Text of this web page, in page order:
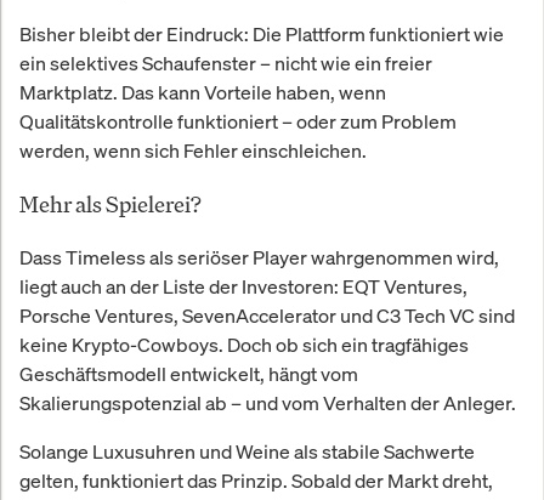
Bisher bleibt der Eindruck: Die Plattform funktioniert wie
ein selektives Schaufenster – nicht wie ein freier
Marktplatz. Das kann Vorteile haben, wenn
Qualitätskontrolle funktioniert – oder zum Problem
werden, wenn sich Fehler einschleichen.
Mehr als Spielerei?
Dass Timeless als seriöser Player wahrgenommen wird,
liegt auch an der Liste der Investoren: EQT Ventures,
Porsche Ventures, SevenAccelerator und C3 Tech VC sind
keine Krypto-Cowboys. Doch ob sich ein tragfähiges
Geschäftsmodell entwickelt, hängt vom
Skalierungspotenzial ab – und vom Verhalten der Anleger.
Solange Luxusuhren und Weine als stabile Sachwerte
gelten, funktioniert das Prinzip. Sobald der Markt dreht,